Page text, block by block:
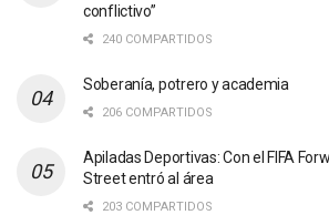
conflictivo”
240 COMPARTIDOS
Soberanía, potrero y academia
206 COMPARTIDOS
Apiladas Deportivas: Con el FIFA
Street entró al área
203 COMPARTIDOS